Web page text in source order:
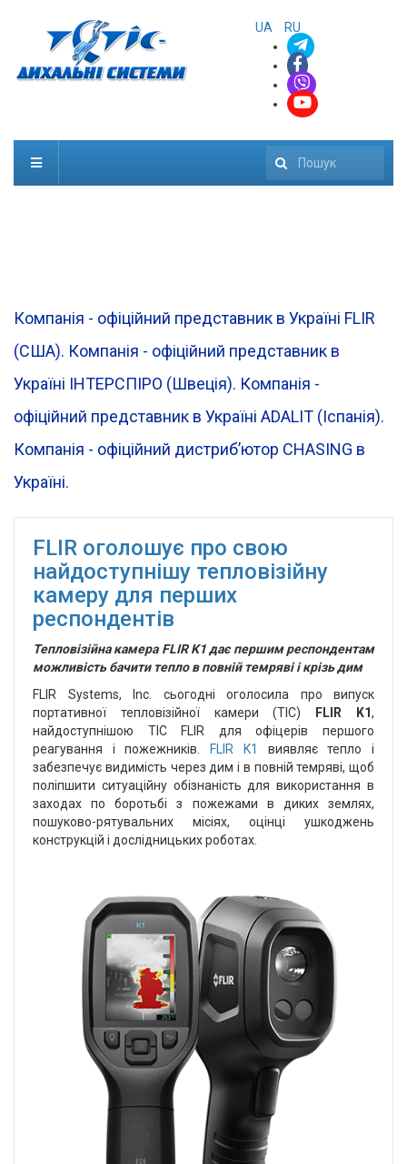
UA RU
Пошук
Компанія - офіційний представник в Україні FLIR
(CША). Компанія - офіційний представник в
Україні ІНТЕРСПІРО (Швеція). Компанія -
офіційний представник в Україні ADALIT (Іспанія).
Компанія - офіційний дистрибʼютор CHASING в
Україні.
FLIR оголошує про свою
найдоступнішу тепловізійну
камеру для перших
респондентів
Тепловізійна камера FLIR K1 дає першим респондентам
можливість бачити тепло в повній темряві і крізь дим
FLIR Systems, Inc. сьогодні оголосила про випуск
портативної тепловізійної камери (TIC)
FLIR K1,
найдоступнішою TIC FLIR для офіцерів першого
реагування і пожежників.
FLIR K1
виявляє тепло і
забезпечує видимість через дим і в повній темряві, щоб
поліпшити ситуаційну обізнаність для використання в
заходах по боротьбі з пожежами в диких землях,
пошуково-рятувальних місіях, оцінці ушкоджень
конструкцій і дослідницьких роботах.